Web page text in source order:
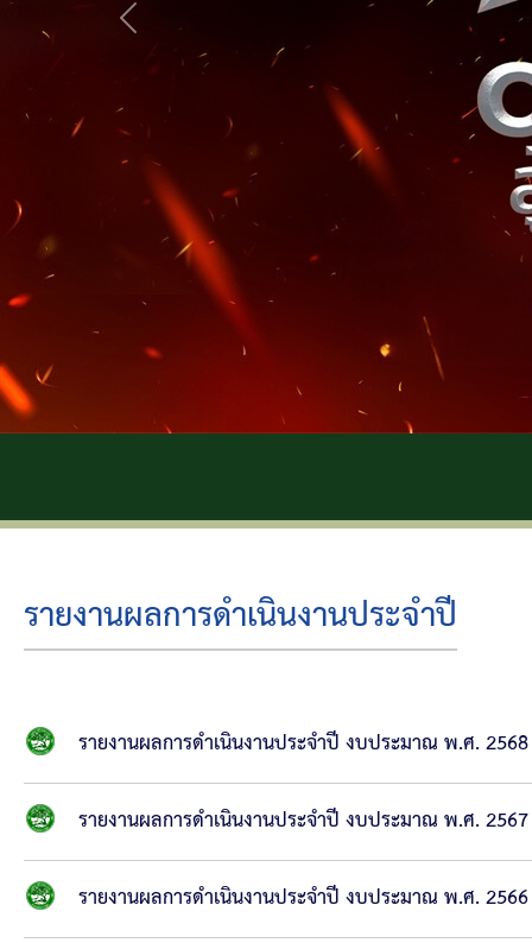
Previous
รายงานผลการดำเนินงานประจำปี
รายงานผลการดำเนินงานประจำปี งบประมาณ พ.ศ. 2568
รายงานผลการดำเนินงานประจำปี งบประมาณ พ.ศ. 2567
รายงานผลการดำเนินงานประจำปี งบประมาณ พ.ศ. 2566